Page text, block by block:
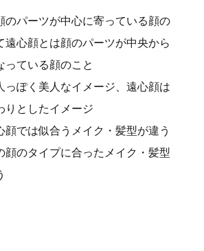
のパーツが中心に寄っている顔の
遠心顔とは顔のパーツが中央から
っている顔のこと
っぽく美人なイメージ、遠心顔は
りとしたイメージ
顔では似合うメイク・髪型が違う
顔のタイプに合ったメイク・髪型